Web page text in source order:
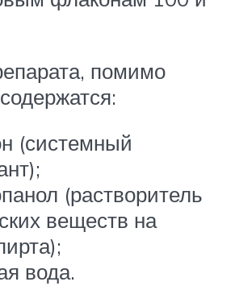
помимо
(системный
(растворитель
веществ на
вода.